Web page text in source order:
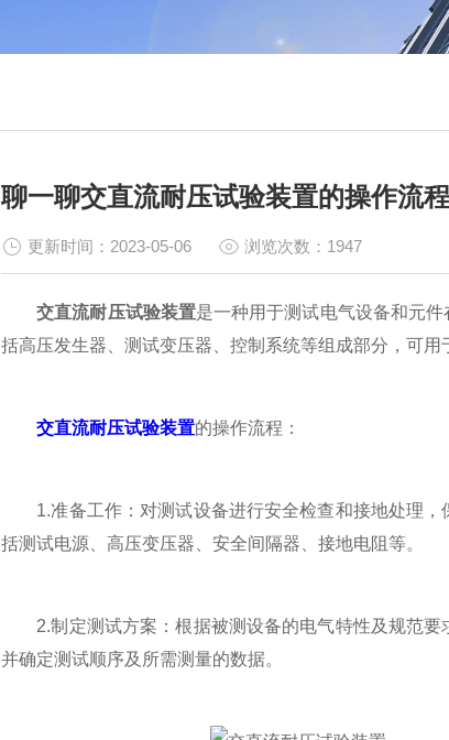
聊一聊交直流耐压试验装置的操作流程
更新时间：2023-05-06 浏览次数：1947
交直流耐压试验装置是一种用于测试电气设备和元
括高压发生器、测试变压器、控制系统等组成部分，可用
交直流耐压试验装置的操作流程：
1.准备工作：对测试设备进行安全检查和接地处理，
括测试电源、高压变压器、安全间隔器、接地电阻等。
2.制定测试方案：根据被测设备的电气特性及规范要
并确定测试顺序及所需测量的数据。